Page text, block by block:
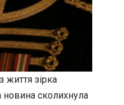
зірка
новина сколихнула